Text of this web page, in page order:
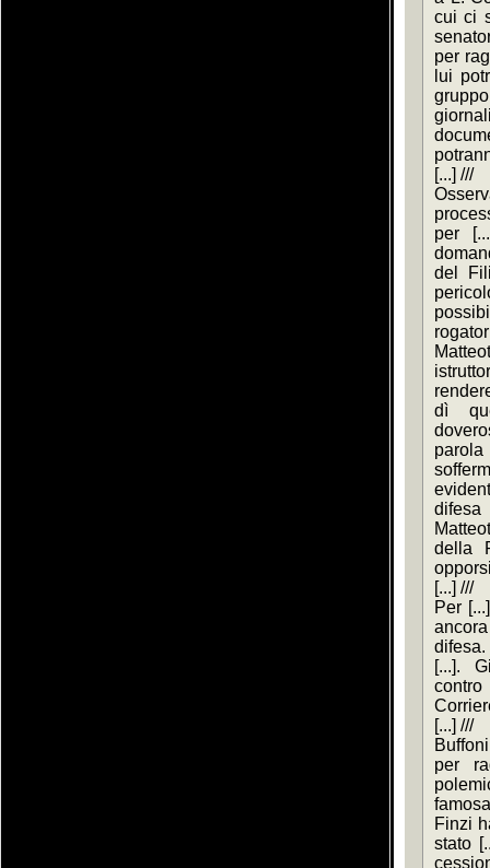
cui ci
per
lui
[...] ///
per
del
dì
della
[...] ///
Per
[...].
[...] ///
per
Finzi
stato